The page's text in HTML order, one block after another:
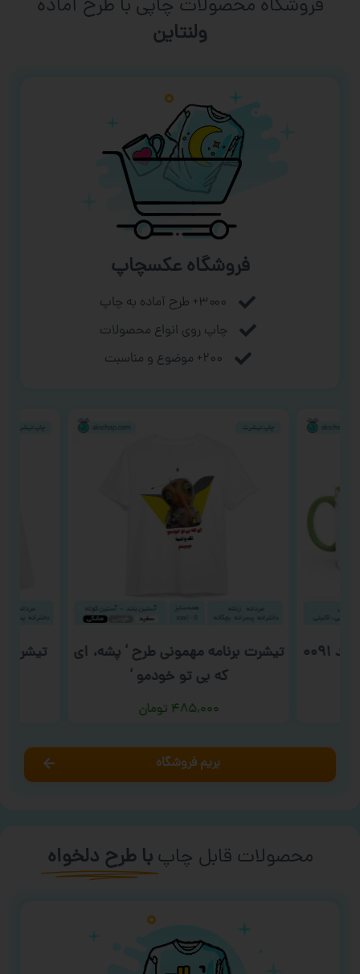
فروشگاه محصولات چاپی با طرح آماده
ورزشی
فروشگاه عکسچاپ
۳۰۰۰+ طرح آماده به چاپ
چاپ روی انواع محصولات
۲۰۰+ موضوع و مناسبت
ماگ روز پدر و روز مرد طرح ‘ کد ۰۰۹۱
تیشرت برنامه مهمونی طرح ‘ پشه، ای
که بی تو خودمو ‘
۴۸۵,۰۰۰ تومان
تیشرت
بریم فروشگاه
محصولات قابل چاپ با طرح دلخواه